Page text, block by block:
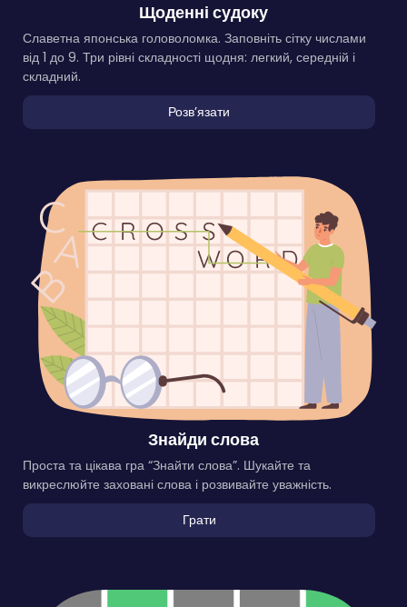
Щоденні судоку
Славетна японська головоломка. Заповніть сітку числами
від 1 до 9. Три рівні складності щодня: легкий, середній і
складний.
Розвʼязати
Знайди слова
Проста та цікава гра “Знайти слова”. Шукайте та
викреслюйте заховані слова і розвивайте уважність.
Грати